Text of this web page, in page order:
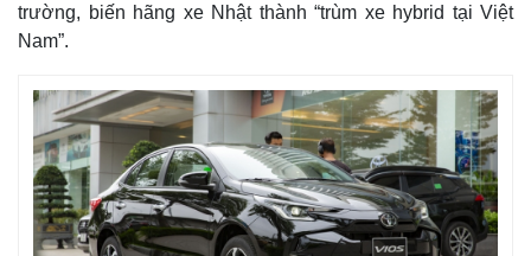
trường, biến hãng xe Nhật thành “trùm xe hybrid tại Việt
Nam”.